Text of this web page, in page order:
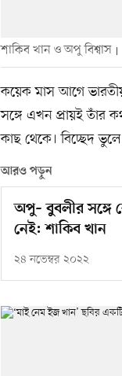
শাকিব খান ও অপু বিশ্বাস
কয়েক মাস আগে
সঙ্গে এখন প্রায়ই তাঁর
কাছ থেকে। বিচ্ছেদ
আরও পড়ুন
অপু– বুবলীর সঙ্গে
নেই: শাকিব খান
২৪ নভেম্বর ২০২২